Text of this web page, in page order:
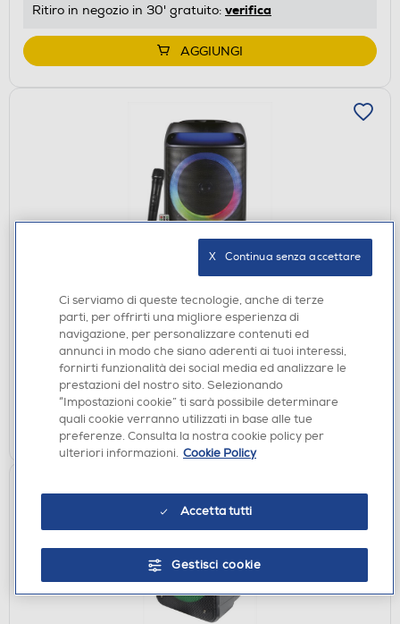
Ritiro in negozio in 30' gratuito: verifica
AGGIUNGI
KARMA - Diffusore amplificato con radiomicrofono
SONETRA-Nero
€ 89,90
Acquisto online:disponibile
Ritiro in negozio in 30' gratuito:verifica
AGGIUNGI
Ci serviamo di queste tecnologie, anche di terze
parti, per offrirti una migliore esperienza di
navigazione, per personalizzare contenuti ed
annunci in modo che siano aderenti ai tuoi interessi,
fornirti funzionalità dei social media ed analizzare le
prestazioni del nostro sito. Selezionando
“Impostazioni cookie” ti sarà possibile determinare
quali cookie verranno utilizzati in base alle tue
preferenze. Consulta la nostra cookie policy per
ulteriori informazioni. Cookie Policy
Accetta tutti
Gestisci cookie
X   Continua senza accettare